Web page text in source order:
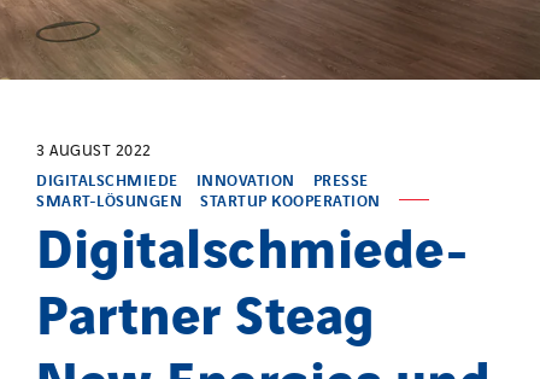
3 AUGUST 2022
DIGITALSCHMIEDE
INNOVATION
PRESSE
SMART-LÖSUNGEN
STARTUP KOOPERATION
Digitalschmiede-
Partner Steag